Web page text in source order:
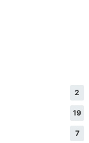
2
19
7